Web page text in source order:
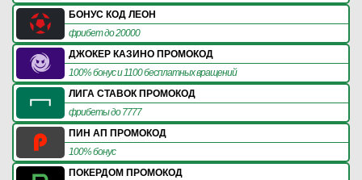
БОНУС КОД ЛЕОН
фрибет до 20000
ДЖОКЕР КАЗИНО ПРОМОКОД
100% бонус и 1100 бесплатных вращений
ЛИГА СТАВОК ПРОМОКОД
фрибеты до 7777
ПИН АП ПРОМОКОД
100% бонус
ПОКЕРДОМ ПРОМОКОД